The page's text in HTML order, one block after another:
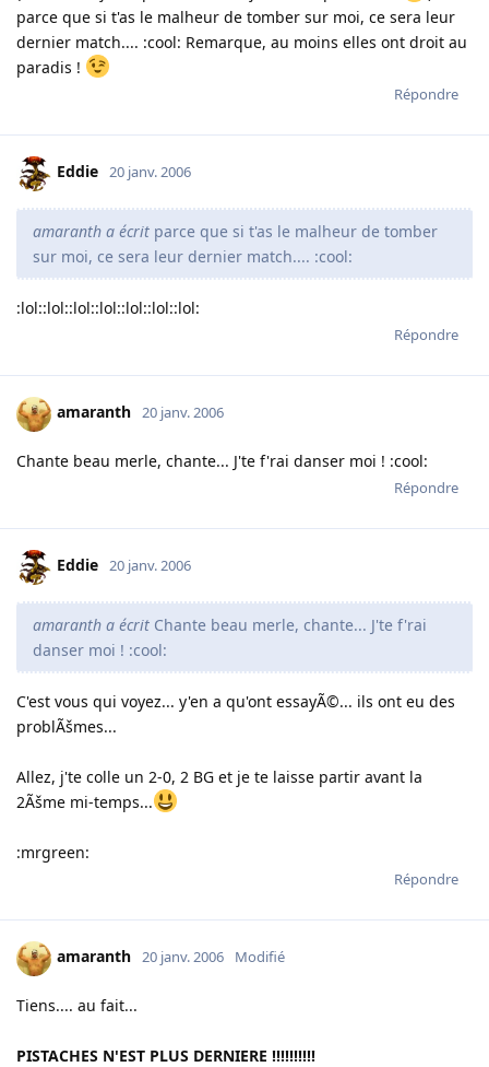
parce que si t'as le malheur de tomber sur moi, ce sera leur
dernier match.... :cool: Remarque, au moins elles ont droit au
paradis !
Répondre
Eddie 20 janv. 2006
amaranth a écrit parce que si t'as le malheur de tomber
sur moi, ce sera leur dernier match.... :cool:
:lol::lol::lol::lol::lol::lol::lol:
Répondre
amaranth 20 janv. 2006
Chante beau merle, chante... J'te f'rai danser moi ! :cool:
Répondre
Eddie 20 janv. 2006
amaranth a écrit Chante beau merle, chante... J'te f'rai
danser moi ! :cool:
C'est vous qui voyez... y'en a qu'ont essayÃ©... ils ont eu des
problÃšmes...
Allez, j'te colle un 2-0, 2 BG et je te laisse partir avant la
2Ãšme mi-temps...
:mrgreen:
Répondre
amaranth 20 janv. 2006 Modifié
Tiens.... au fait...
PISTACHES N'EST PLUS DERNIERE !!!!!!!!!!